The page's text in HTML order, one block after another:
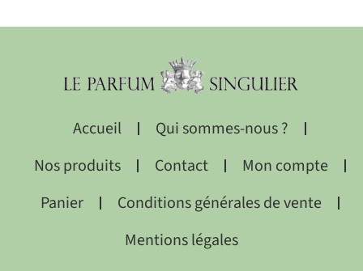
Accueil
Qui sommes-nous ?
Nos produits
Contact
Mon compte
Panier
Conditions générales de vente
Mentions légales